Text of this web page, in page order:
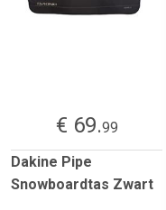
€ 69.99
Dakine Pipe
Snowboardtas Zwart